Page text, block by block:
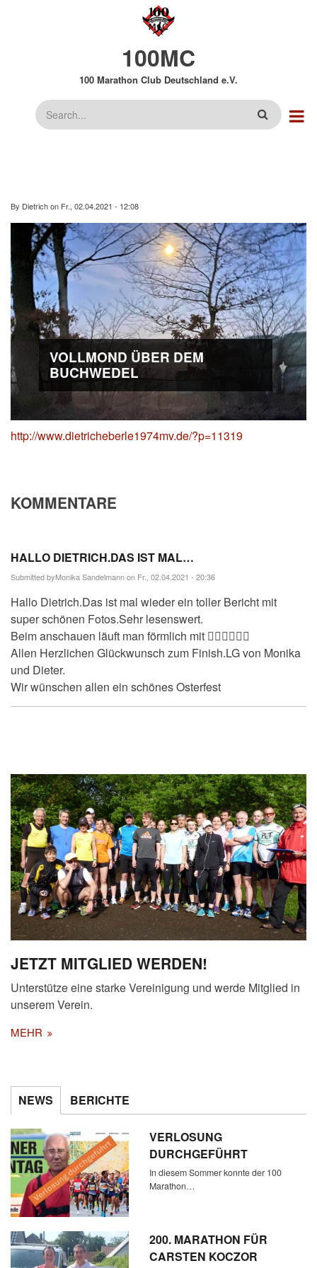
100MC
100 Marathon Club Deutschland e.V.
Suche
By Dietrichon Fr., 02.04.2021 - 12:08
VOLLMOND ÜBER DEM
BUCHWEDEL
http://www.dietricheberle1974mv.de/?p=11319
KOMMENTARE
HALLO DIETRICH.DAS IST MAL…
Submitted byMonika Sandelmannon Fr., 02.04.2021 - 20:36
Hallo Dietrich.Das ist mal wieder ein toller Bericht mit
super schönen Fotos.Sehr lesenswert.
Beim anschauen läuft man förmlich mit 🏃🏽‍♀️🏃🏽‍♀️
Allen Herzlichen Glückwunsch zum Finish.LG von Monika
und Dieter.
Wir wünschen allen ein schönes Osterfest
JETZT MITGLIED WERDEN!
Unterstütze eine starke Vereinigung und werde Mitglied in
unserem Verein.
MEHR
NEWS BERICHTE
VERLOSUNG
DURCHGEFÜHRT
In diesem Sommer konnte der 100
Marathon…
200. MARATHON FÜR
CARSTEN KOCZOR